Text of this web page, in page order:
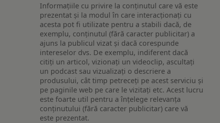
Informațiile cu privire la conținutul care vă este
prezentat și la modul în care interacționați cu
acesta pot fi utilizate pentru a stabili dacă, de
exemplu, conținutul (fără caracter publicitar) a
ajuns la publicul vizat și dacă corespunde
intereselor dvs. De exemplu, indiferent dacă
citiți un articol, vizionați un videoclip, ascultați
un podcast sau vizualizați o descriere a
produsului, cât timp petreceți pe acest serviciu și
pe paginile web pe care le vizitați etc. Acest lucru
este foarte util pentru a înțelege relevanța
conținutului (fără caracter publicitar) care vă
este prezentat.